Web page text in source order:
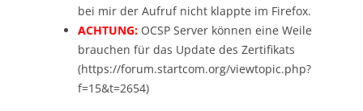
bei mir der Aufruf nicht klappte im Firefox.
ACHTUNG: OCSP Server können eine Weile
brauchen für das Update des Zertifikats
(https://forum.startcom.org/viewtopic.php?
f=15&t=2654)